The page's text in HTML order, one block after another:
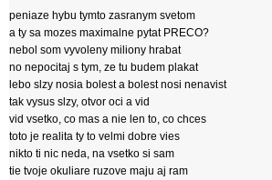
peniaze hybu tymto zasranym svetom
a ty sa mozes maximalne pytat PRECO?
nebol som vyvoleny miliony hrabat
no nepocitaj s tym, ze tu budem plakat
lebo slzy nosia bolest a bolest nosi nenavist
tak vysus slzy, otvor oci a vid
vid vsetko, co mas a nie len to, co chces
toto je realita ty to velmi dobre vies
nikto ti nic neda, na vsetko si sam
tie tvoje okuliare ruzove maju aj ram